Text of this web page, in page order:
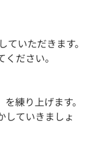
いただきます。
ださい。
練り上げます。
していきましょ